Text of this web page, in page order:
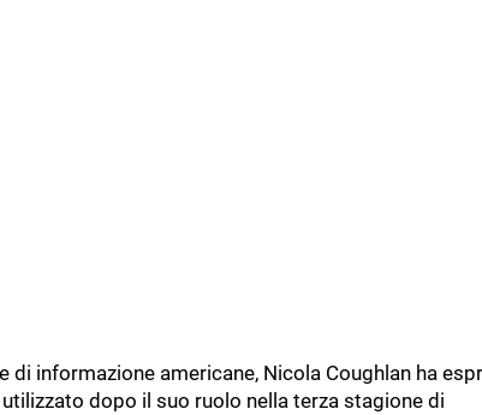
di informazione americane, Nicola Coughlan ha
dopo il suo ruolo nella terza stagione di